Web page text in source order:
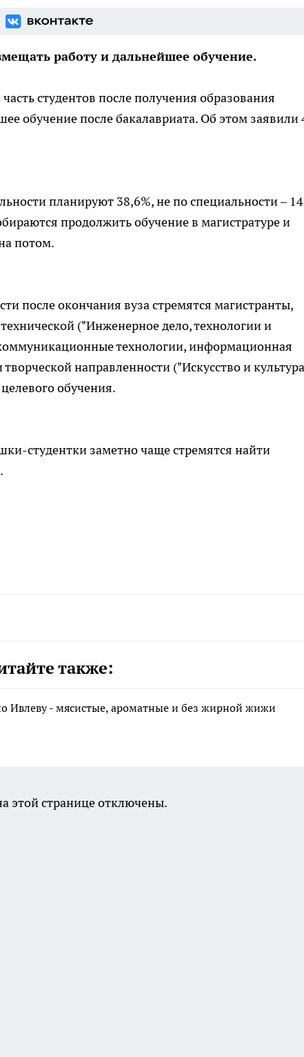
работу и дальнейшее обучение.
студентов после получения образования
обучение после бакалавриата. Об этом заявили
планируют 38,6%, не по специальности –
продолжить обучение в магистратуре и
потом.
после окончания вуза стремятся магистранты,
("Инженерное дело, технологии и
технологии, информационная
направленности ("Искусство и
обучения.
студентки заметно чаще стремятся найти
также:
Ивлеву - мясистые, ароматные и без жирной жижи
этой странице отключены.